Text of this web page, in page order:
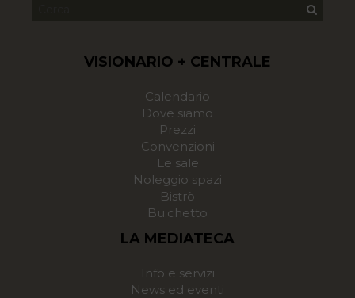
VISIONARIO + CENTRALE
Calendario
Dove siamo
Prezzi
Convenzioni
Le sale
Noleggio spazi
Bistrò
Bu.chetto
LA MEDIATECA
Info e servizi
News ed eventi